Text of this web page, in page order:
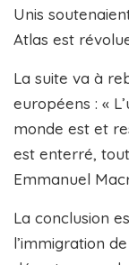
Unis
Atlas est
La suite va à
européens : «
monde est et
est enterré,
Emmanuel
La conclusion
l’immigration